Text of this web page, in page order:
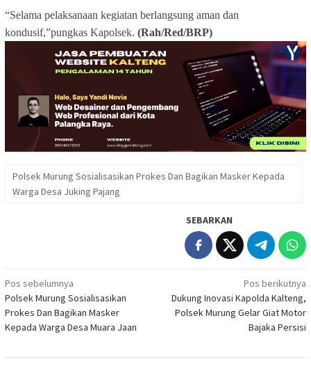
“Selama pelaksanaan kegiatan berlangsung aman dan
kondusif,”pungkas Kapolsek. (Rah/Red/BRP)
Polsek Murung Sosialisasikan Prokes Dan Bagikan Masker Kepada
Warga Desa Juking Pajang
SEBARKAN
Navigasi
pos
Pos sebelumnya
Polsek Murung Sosialisasikan
Prokes Dan Bagikan Masker
Kepada Warga Desa Muara Jaan
Pos berikutnya
Dukung Inovasi Kapolda Kalteng,
Polsek Murung Gelar Giat Motor
Bajaka Persisi